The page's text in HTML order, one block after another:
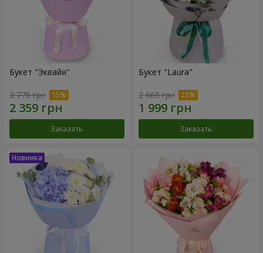
Букет "Эквайя"
2 775 грн
Заказать
Букет "Laura"
2 665 грн
Заказать